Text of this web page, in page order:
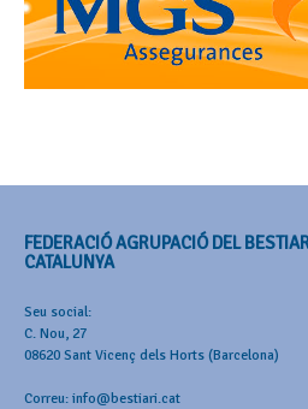
FEDERACIÓ AGRUPACIÓ DEL
CATALUNYA
Seu social:
C. Nou, 27
08620 Sant Vicenç dels Horts (Barcelona)
Correu: info@bestiari.cat